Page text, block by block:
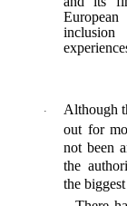
·
Although
out for
not been
the
the